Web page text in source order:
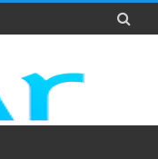
